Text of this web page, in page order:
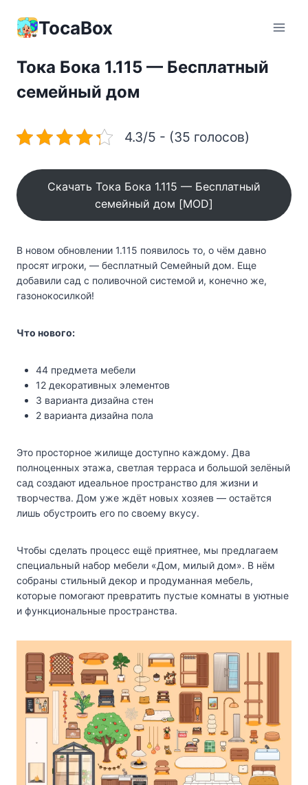
содержимомуTocaBox
Тока Бока 1.115 — Бесплатный
семейный дом
4.3/5 - (35 голосов)
Скачать Тока Бока 1.115 — Бесплатный
семейный дом [MOD]
В новом обновлении 1.115 появилось то, о чём давно
просят игроки, — бесплатный Семейный дом. Еще
добавили сад с поливочной системой и, конечно же,
газонокосилкой!
Что нового:
44 предмета мебели
12 декоративных элементов
3 варианта дизайна стен
2 варианта дизайна пола
Это просторное жилище доступно каждому. Два
полноценных этажа, светлая терраса и большой зелёный
сад создают идеальное пространство для жизни и
творчества. Дом уже ждёт новых хозяев — остаётся
лишь обустроить его по своему вкусу.
Чтобы сделать процесс ещё приятнее, мы предлагаем
специальный набор мебели «Дом, милый дом». В нём
собраны стильный декор и продуманная мебель,
которые помогают превратить пустые комнаты в уютные
и функциональные пространства.